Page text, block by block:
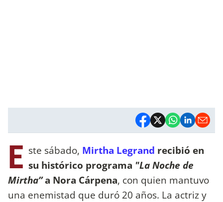
E ste sábado, Mirtha Legrand recibió en
su histórico programa "La Noche de
Mirtha”a Nora Cárpena, con quien mantuvo
una enemistad que duró 20 años. La actriz y